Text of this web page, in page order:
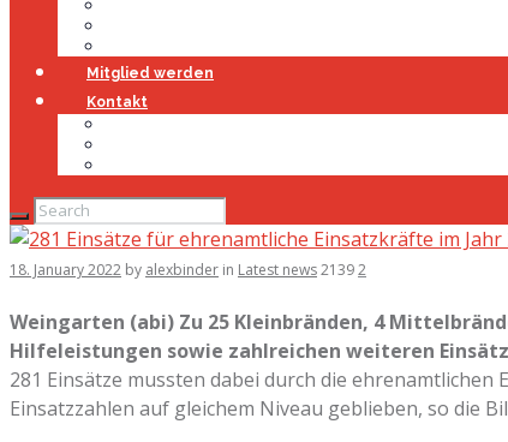
Mitglied werden
Kontakt
18. January 2022 by alexbinder in Latest news21392
Weingarten (abi) Zu 25 Kleinbränden, 4
Hilfeleistungen sowie zahlreichen weiteren
281 Einsätze mussten dabei durch die
Einsatzzahlen auf gleichem Niveau geblieben, so die